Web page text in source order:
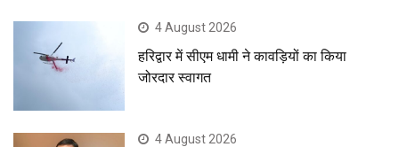
4 August 2026
हरिद्वार में सीएम धामी ने कावड़ियों का किया
जोरदार स्वागत
4 August 2026